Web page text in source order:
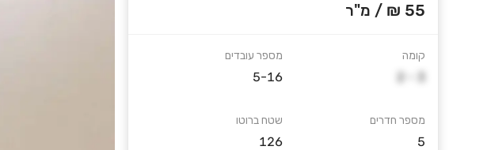
55 ₪
/ מ"ר
קומה
מספר חדרים
5
מספר עובדים
5-16
שטח ברוטו
126